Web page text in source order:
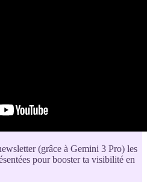
(grâce à Gemini 3 Pro) les
pour booster ta visibilité en